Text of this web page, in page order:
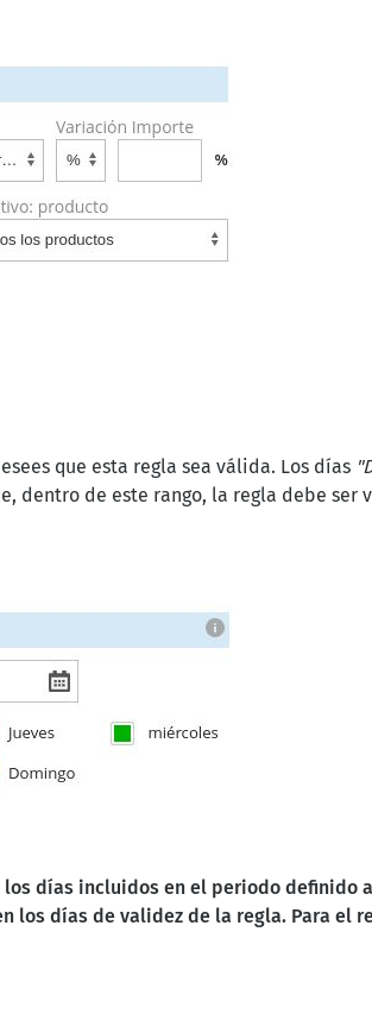
que esta regla sea válida. Los días
dentro de este rango, la regla debe ser
los días incluidos en el periodo
los días de validez de la regla. Para el